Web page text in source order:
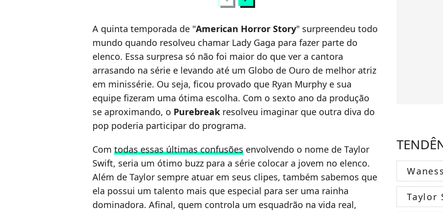
A quinta temporada de "American Horror Story" surpreendeu todo
mundo quando resolveu chamar Lady Gaga para fazer parte do
elenco. Essa surpresa só não foi maior do que ver a cantora
arrasando na série e levando até um Globo de Ouro de melhor atriz
em minissérie. Ou seja, ficou provado que Ryan Murphy e sua
equipe fizeram uma ótima escolha. Com o sexto ano da produção
se aproximando, o Purebreak resolveu imaginar que outra diva do
pop poderia participar do programa.
Com todas essas últimas confusões envolvendo o nome de Taylor
Swift, seria um ótimo buzz para a série colocar a jovem no elenco.
Além de Taylor sempre atuar em seus clipes, também sabemos que
ela possui um talento mais que especial para ser uma rainha
dominadora. Afinal, quem controla um esquadrão na vida real,
Taylor